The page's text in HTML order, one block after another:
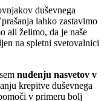
duševnega
lahko zastavimo
ali želimo, da je naše
na spletni svetovalnici
nudenju nasvetov v
krepitve duševnega
v primeru bolj